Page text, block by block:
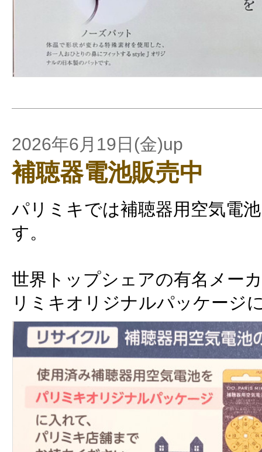
2026年6月19日(金)up
補聴器電池販売中
パリミキでは補聴器用空気電
す。
世界トップシェアの有名メー
リミキオリジナルパッケージ